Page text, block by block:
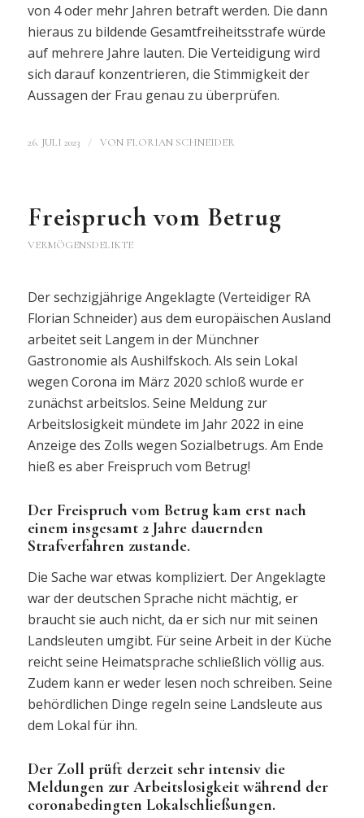
von 4 oder mehr Jahren betraft werden. Die dann
hieraus zu bildende Gesamtfreiheitsstrafe würde
auf mehrere Jahre lauten. Die Verteidigung wird
sich darauf konzentrieren, die Stimmigkeit der
Aussagen der Frau genau zu überprüfen.
26. JULI 2023 / VON FLORIAN SCHNEIDER
Freispruch vom Betrug
VERMÖGENSDELIKTE
Der sechzigjährige Angeklagte (Verteidiger RA
Florian Schneider) aus dem europäischen Ausland
arbeitet seit Langem in der Münchner
Gastronomie als Aushilfskoch. Als sein Lokal
wegen Corona im März 2020 schloß wurde er
zunächst arbeitslos. Seine Meldung zur
Arbeitslosigkeit mündete im Jahr 2022 in eine
Anzeige des Zolls wegen Sozialbetrugs. Am Ende
hieß es aber Freispruch vom Betrug!
Der Freispruch vom Betrug kam erst nach
einem insgesamt 2 Jahre dauernden
Strafverfahren zustande.
Die Sache war etwas kompliziert. Der Angeklagte
war der deutschen Sprache nicht mächtig, er
braucht sie auch nicht, da er sich nur mit seinen
Landsleuten umgibt. Für seine Arbeit in der Küche
reicht seine Heimatsprache schließlich völlig aus.
Zudem kann er weder lesen noch schreiben. Seine
behördlichen Dinge regeln seine Landsleute aus
dem Lokal für ihn.
Der Zoll prüft derzeit sehr intensiv die
Meldungen zur Arbeitslosigkeit während der
coronabedingten Lokalschließungen.